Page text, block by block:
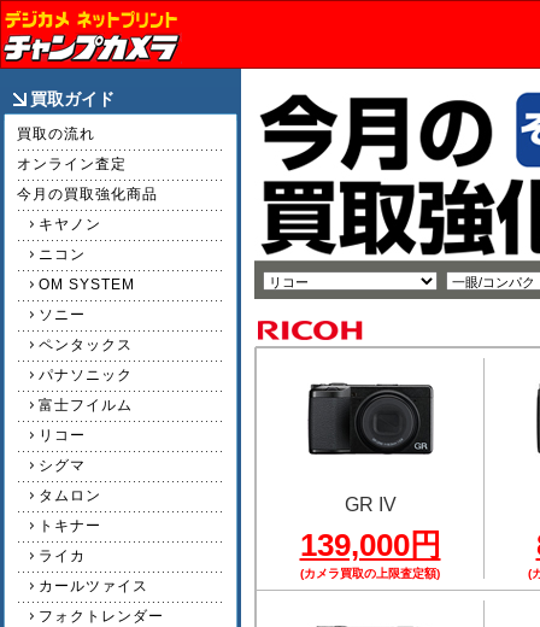
買取ガイド
買取の流れ
オンライン査定
今月の買取強化商品
キヤノン
ニコン
OM SYSTEM
ソニー
ペンタックス
パナソニック
富士フイルム
リコー
シグマ
タムロン
トキナー
ライカ
カールツァイス
フォクトレンダー
GR IV
139,000円
(カメラ買取の上限査定額) (